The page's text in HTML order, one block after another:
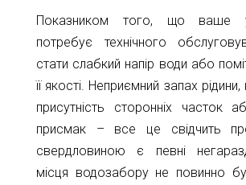
+38044-
221-
856-
11-
61
info@1kbk.com.ua
Показником того, що ваше
потребує технічного
стати слабкий напір води або
її якості. Неприємний запах рідини,
присутність сторонніх часток
присмак – все це свідчить
свердловиною є певні
місця водозабору не повинно